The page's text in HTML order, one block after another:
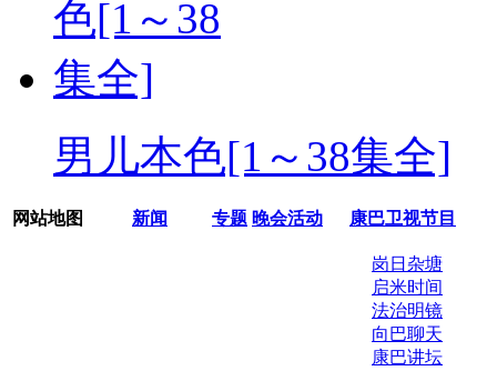
男儿本色[1～38集全]
网站地图 新闻 专题 晚会活动 康巴卫视节目
岗日杂塘
启米时间
法治明镜
向巴聊天
康巴讲坛